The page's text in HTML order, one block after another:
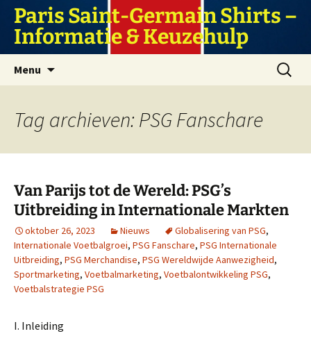
naar
inhoud
Paris Saint-Germain Shirts –
Informatie & Keuzehulp
Menu
Zoeken
naar:
Tag archieven: PSG Fanschare
Van Parijs tot de Wereld: PSG’s
Uitbreiding in Internationale Markten
oktober 26, 2023 Nieuws Globalisering van PSG,
Internationale Voetbalgroei, PSG Fanschare, PSG Internationale
Uitbreiding, PSG Merchandise, PSG Wereldwijde Aanwezigheid,
Sportmarketing, Voetbalmarketing, Voetbalontwikkeling PSG,
Voetbalstrategie PSG
I. Inleiding